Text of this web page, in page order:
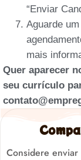
“Enviar
Aguarde
mais
Quer aparecer
seu currículo
Considere